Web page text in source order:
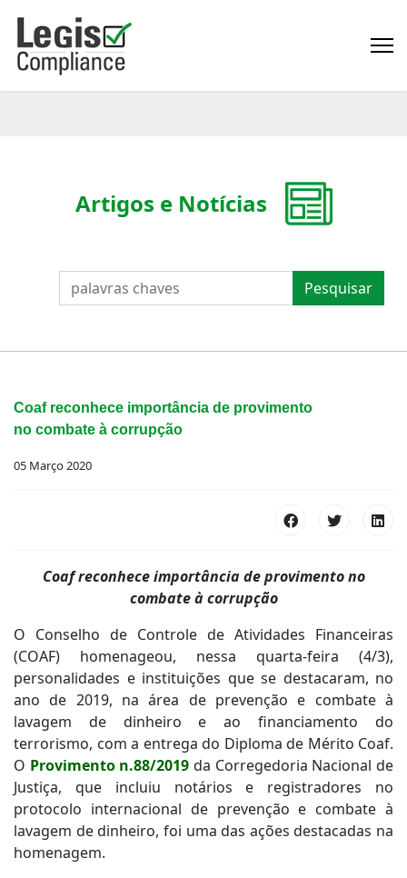
PESQUISAR Pesquisar
Artigos e Notícias
Coaf reconhece importância de provimento
no combate à corrupção
05 Março 2020
Coaf reconhece importância de provimento no
combate à corrupção
O Conselho de Controle de Atividades Financeiras
(COAF) homenageou, nessa quarta-feira (4/3),
personalidades e instituições que se destacaram, no
ano de 2019, na área de prevenção e combate à
lavagem de dinheiro e ao financiamento do
terrorismo, com a entrega do Diploma de Mérito Coaf.
O Provimento n.88/2019 da Corregedoria Nacional de
Justiça, que incluiu notários e registradores no
protocolo internacional de prevenção e combate à
lavagem de dinheiro, foi uma das ações destacadas na
homenagem.